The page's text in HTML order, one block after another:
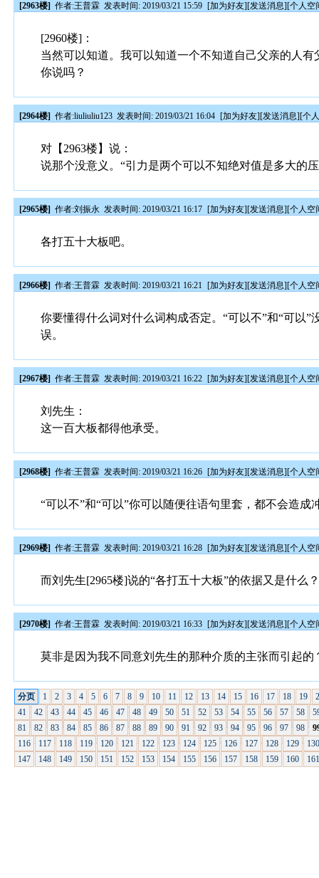
[2963楼] 作者:王普霖 发表时间: 2019/03/21 15:59 [加为好友][发送消息][个人空
[2960楼]：
当然可以知道。我可以知道一个不知道自己父亲的人
你说吗？
[2964楼] 作者:liuliuliu123 发表时间: 2019/03/21 16:04 [加为好友][发送消息][个
对【2963楼】说：
说那个没意义。“引力是两个可以不知绝对值是多大的
[2965楼] 作者:刘振永 发表时间: 2019/03/21 16:17 [加为好友][发送消息][个人空
各打五十大板吧。
[2966楼] 作者:王普霖 发表时间: 2019/03/21 16:21 [加为好友][发送消息][个人空
你要懂得什么词对什么词构成否定。“可以不”和“可以
误。
[2967楼] 作者:王普霖 发表时间: 2019/03/21 16:22 [加为好友][发送消息][个人空
刘先生：
这一百大板都得他承受。
[2968楼] 作者:王普霖 发表时间: 2019/03/21 16:26 [加为好友][发送消息][个人空
“可以不”和“可以”你可以随便往语句里套，都不会造成
[2969楼] 作者:王普霖 发表时间: 2019/03/21 16:28 [加为好友][发送消息][个人空
而刘先生[2965楼]说的“各打五十大板”的依据又是什么
[2970楼] 作者:王普霖 发表时间: 2019/03/21 16:33 [加为好友][发送消息][个人空
莫非是因为我不同意刘先生的那种介质的主张而引起的
分页 1 2 3 4 5 6 7 8 9 10 11 12 13 14 15 16 17 18 19
41
42 43 44 45 46 47 48 49 50 51 52 53 54 55 56 57 58
81
82 83 84 85 86 87 88 89 90 91 92 93 94 95 96 97 98
116
117 118 119 120 121 122 123 124 125 126 127 128 129
147
148 149 150 151 152 153 154 155 156 157 158 159 160